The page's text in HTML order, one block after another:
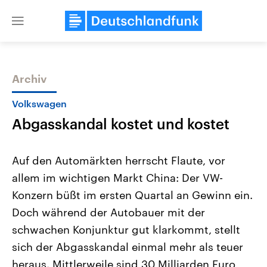
Close
Themen
Landtagswahl Sachsen-Anhalt
2026
Alle Informationen
Sachsen-Anhalt wählt am 6.
September 2026 einen neuen
Landtag. Seit 2021 wird das
Bundesland von einer Koalition aus
Aktuelle Beiträge,
Hintergründe
Wirtschaftlich und
gehören die Vereinigten
mit großem Einfluss auf
Archiv
Volkswagen
Abgasskandal kostet und kostet
Auf den Automärkten herrscht Flaute, vor
allem im wichtigen Markt China: Der VW-
Konzern büßt im ersten Quartal an Gewinn ein.
Doch während der Autobauer mit der
schwachen Konjunktur gut klarkommt, stellt
sich der Abgasskandal einmal mehr als teuer
heraus. Mittlerweile sind 30 Milliarden Euro